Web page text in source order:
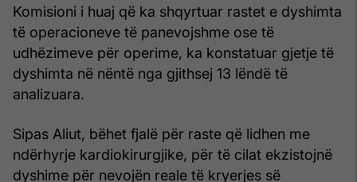
Komisioni i huaj që ka shqyrtuar rastet e dyshimta
të operacioneve të panevojshme ose të
udhëzimeve për operime, ka konstatuar gjetje të
dyshimta në nëntë nga gjithsej 13 lëndë të
analizuara.
Sipas Aliut, bëhet fjalë për raste që lidhen me
ndërhyrje kardiokirurgjike, për të cilat ekzistojnë
dyshime për nevojën reale të kryerjes së